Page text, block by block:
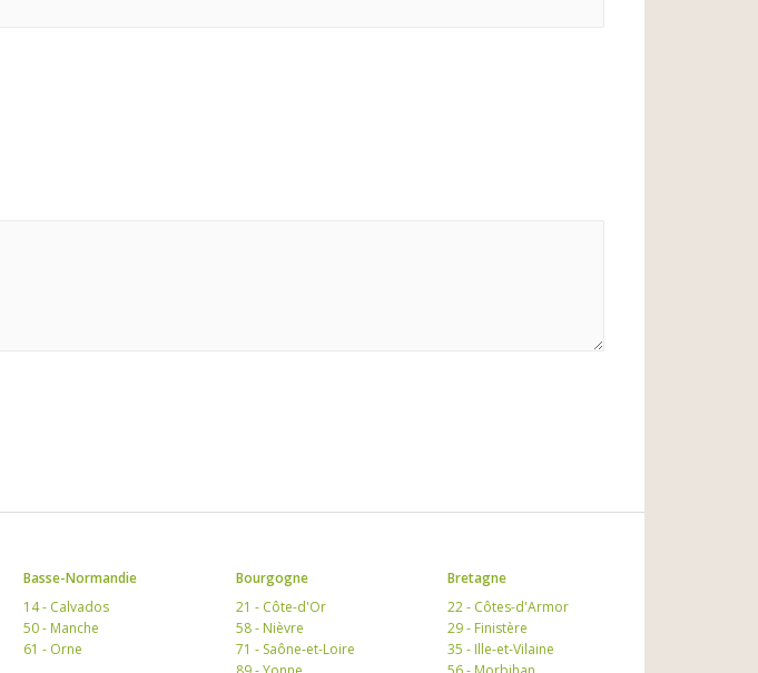
Basse-Normandie
14 - Calvados
50 - Manche
61 - Orne
Bourgogne
21 - Côte-d'Or
58 - Nièvre
71 - Saône-et-Loire
Bretagne
22 - Côtes-d'Armor
29 - Finistère
35 - Ille-et-Vilaine